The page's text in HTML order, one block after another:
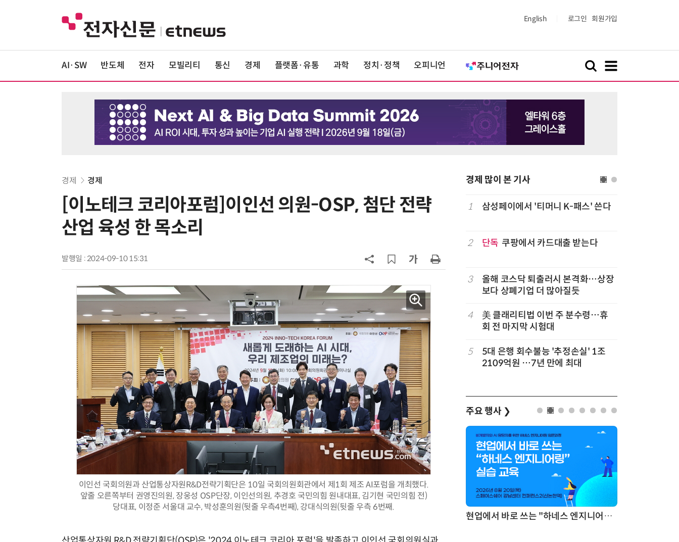
English 로그인 회원가입
AI·SW 반도체 전자 모빌리티 통신 경제 플랫폼·유통 과학 정치·정책 오피니언
경제 경제
[이노테크 코리아포럼]이인선 의원-OSP, 첨단 전략
산업 육성 한 목소리
발행일 : 2024-09-10 15:31
이인선 국회의원과 산업통상자원R&D전략기획단은 10일 국회의원회관에서 제1회 제조 AI포럼을 개최했다.
앞줄 오른쪽부터 권영진의원, 장웅성 OSP단장, 이인선의원, 추경호 국민의힘 원내대표, 김기현 국민의힘 전)
당대표, 이정준 서울대 교수, 박성훈의원(뒷줄 우측4번째), 강대식의원(뒷줄 우측 6번째.
경제 많이 본 기사
6 단독 보험 소비자 개인정보 유출 막
서 TV·모니터 '大戰'
테크…AI 연금운용 경쟁 본격화
9
LG 엑사원, 中企 제조현장 '전파'…
대기업과 협력사 AI 상생 시동
10 코스피 급등에 매수 사이드카 발동
1 삼성페이에서 '티머니 K-패스' 쓴다
2 단독 쿠팡에서 카드대출 받는다
3
올해 코스닥 퇴출러시 본격화…상장
보다 상폐기업 더 많아질듯
4
美 클래리티법 이번 주 분수령…휴
회 전 마지막 시험대
5
5대 은행 회수불능 '추정손실' 1조
2109억원 …7년 만에 최대
주요 행사 ❯
현업에서 바로 쓰는 "하네스 엔지니어링" 실습 교육